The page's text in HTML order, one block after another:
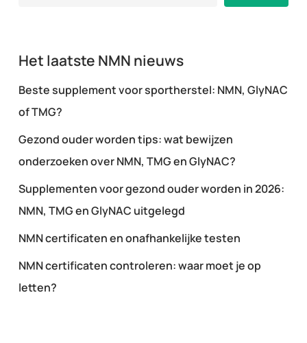
Het laatste NMN nieuws
Beste supplement voor sportherstel: NMN, GlyNAC
of TMG?
Gezond ouder worden tips: wat bewijzen
onderzoeken over NMN, TMG en GlyNAC?
Supplementen voor gezond ouder worden in 2026:
NMN, TMG en GlyNAC uitgelegd
NMN certificaten en onafhankelijke testen
NMN certificaten controleren: waar moet je op
letten?